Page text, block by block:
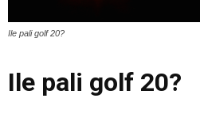
Ile pali golf 20?
Ile pali golf 20?